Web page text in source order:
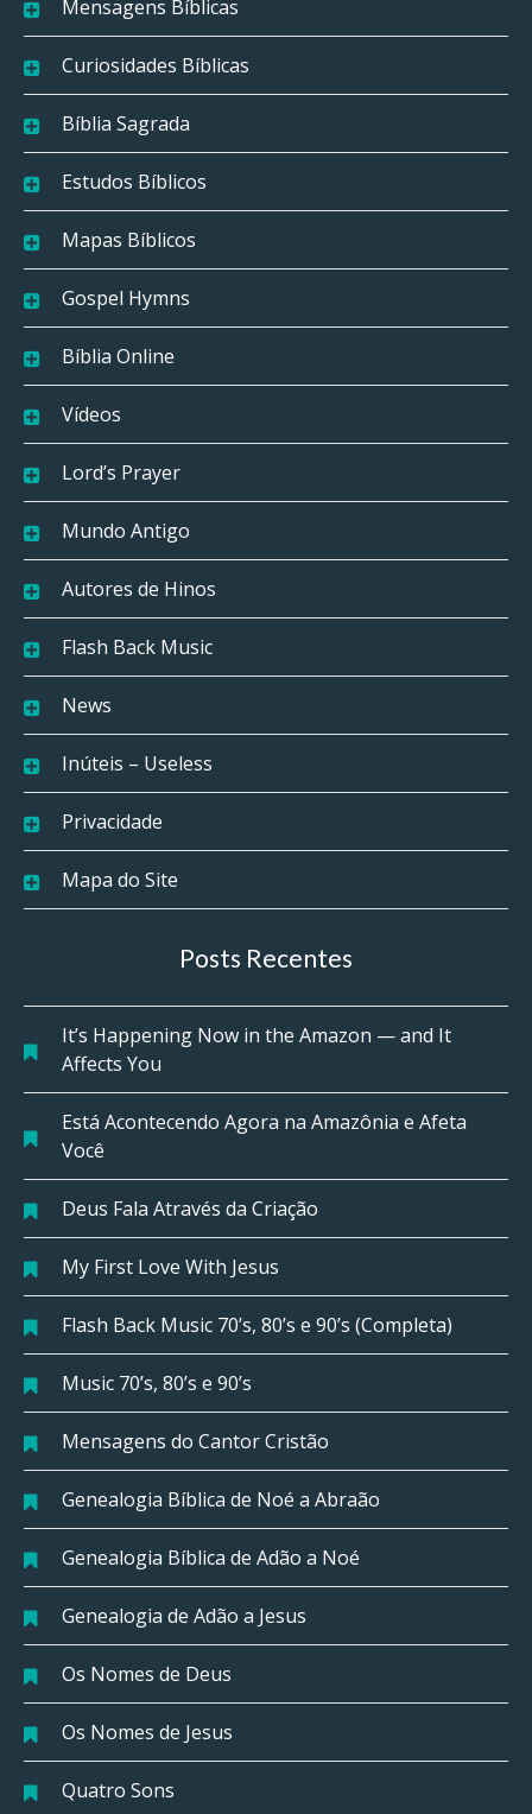
Mensagens Bíblicas
Curiosidades Bíblicas
Bíblia Sagrada
Estudos Bíblicos
Mapas Bíblicos
Gospel Hymns
Bíblia Online
Vídeos
Lord’s Prayer
Mundo Antigo
Autores de Hinos
Flash Back Music
News
Inúteis – Useless
Privacidade
Mapa do Site
Posts Recentes
It’s Happening Now in the Amazon — and It
Affects You
Está Acontecendo Agora na Amazônia e Afeta
Você
Deus Fala Através da Criação
My First Love With Jesus
Flash Back Music 70’s, 80’s e 90’s (Completa)
Music 70’s, 80’s e 90’s
Mensagens do Cantor Cristão
Genealogia Bíblica de Noé a Abraão
Genealogia Bíblica de Adão a Noé
Genealogia de Adão a Jesus
Os Nomes de Deus
Os Nomes de Jesus
Quatro Sons